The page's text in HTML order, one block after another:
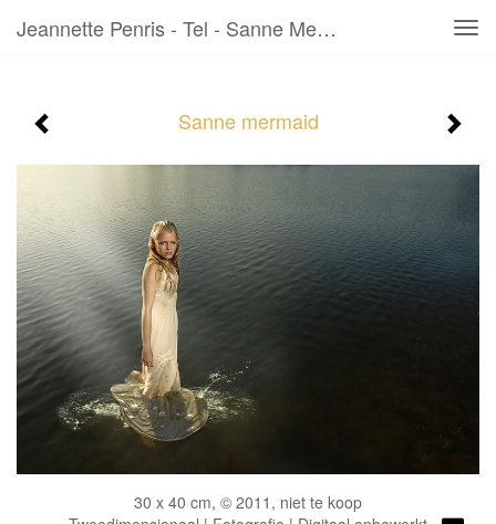
Jeannette Penris - Tel - Sanne Mermaid
Sanne mermaid
30 x 40 cm, © 2011, niet te koop